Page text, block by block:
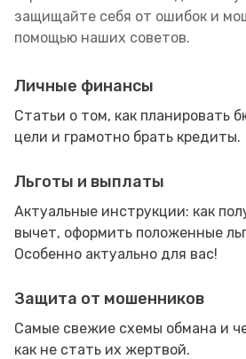
защищайте себя от ошибок и
помощью наших советов.
Личные финансы
Статьи о том, как планировать
цели и грамотно брать кредиты.
Льготы и выплаты
Актуальные инструкции: как
вычет, оформить положенные
Особенно актуально для вас!
Защита от мошенников
Самые свежие схемы обмана и
как не стать их жертвой.